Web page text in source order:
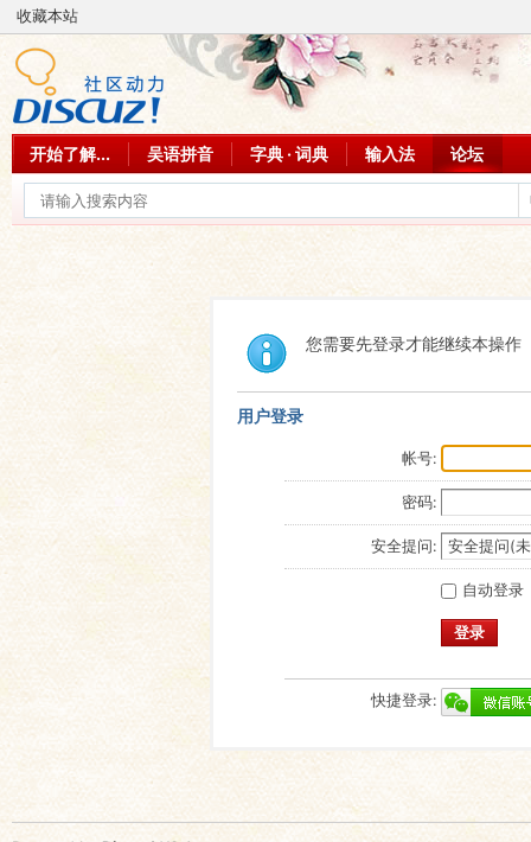
收藏本站
开始了解... 吴语拼音 字典 · 词典 输入法 论坛
您需要先登录才能继续本操作
用户登录
帐号:
密码:
安全提问:
自动登录
登录
快捷登录: